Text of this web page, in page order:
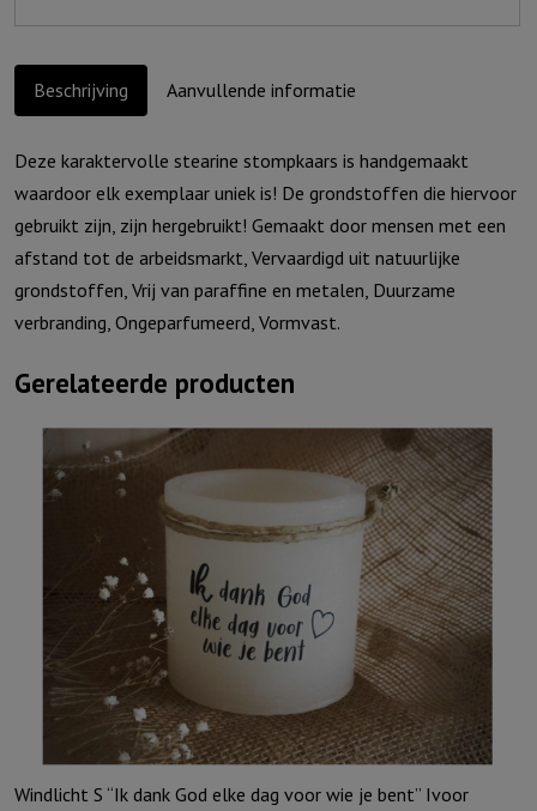
Beschrijving Aanvullende informatie
Deze karaktervolle stearine stompkaars is handgemaakt
waardoor elk exemplaar uniek is! De grondstoffen die hiervoor
gebruikt zijn, zijn hergebruikt! Gemaakt door mensen met een
afstand tot de arbeidsmarkt, Vervaardigd uit natuurlijke
grondstoffen, Vrij van paraffine en metalen, Duurzame
verbranding, Ongeparfumeerd, Vormvast.
Gerelateerde producten
Windlicht S “Ik dank God elke dag voor wie je bent” Ivoor